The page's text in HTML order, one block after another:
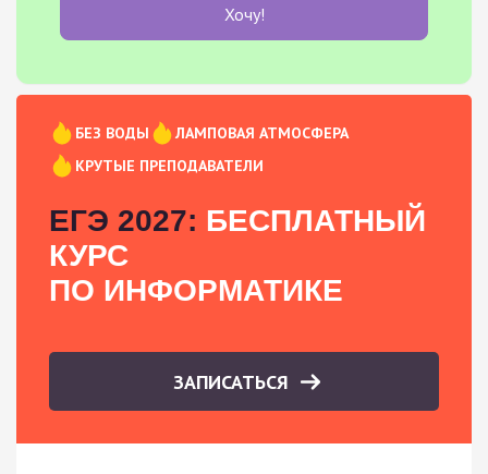
Хочу!
БЕЗ ВОДЫ
ЛАМПОВАЯ АТМОСФЕРА
КРУТЫЕ ПРЕПОДАВАТЕЛИ
ЕГЭ 2027: БЕСПЛАТНЫЙ
КУРС
ПО ИНФОРМАТИКЕ
ЗАПИСАТЬСЯ